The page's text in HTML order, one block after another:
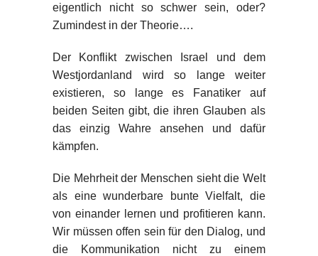
eigentlich nicht so schwer sein, oder?
Zumindest in der Theorie….
Der Konflikt zwischen Israel und dem
Westjordanland wird so lange weiter
existieren, so lange es Fanatiker auf
beiden Seiten gibt, die ihren Glauben als
das einzig Wahre ansehen und dafür
kämpfen.
Die Mehrheit der Menschen sieht die Welt
als eine wunderbare bunte Vielfalt, die
von einander lernen und profitieren kann.
Wir müssen offen sein für den Dialog, und
die Kommunikation nicht zu einem